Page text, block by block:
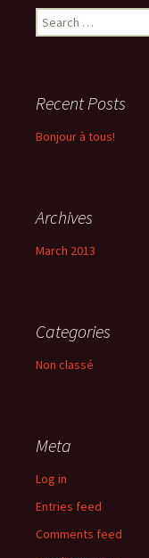
Search
for:
Recent Posts
Bonjour à tous!
Archives
March 2013
Categories
Non classé
Meta
Log in
Entries feed
Comments feed